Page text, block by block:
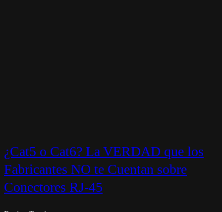
¿Cat5 o Cat6? La VERDAD que los
Fabricantes NO te Cuentan sobre
Conectores RJ-45